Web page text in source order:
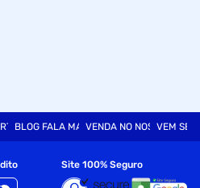
BLOG FALA MARTVENDA NO NOSSO SITE
VEM SER
Site 100% Seguro